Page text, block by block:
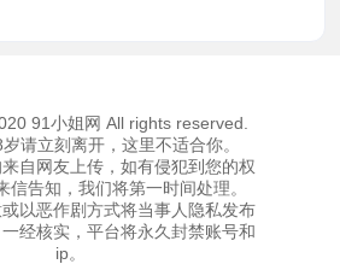
91小姐网 All rights reserved.
请立刻离开，这里不适合你。
自网友上传，如有侵犯到您的权
信告知，我们将第一时间处理。
以恶作剧方式将当事人隐私发布
经核实，平台将永久封禁账号和
ip。